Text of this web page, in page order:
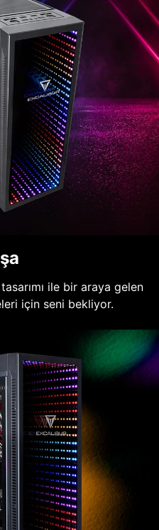
tasarımı ile bir araya gelen
için seni bekliyor.